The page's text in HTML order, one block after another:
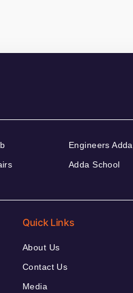
Engineers Adda
Adda School
Quick Links
About Us
Contact Us
Media